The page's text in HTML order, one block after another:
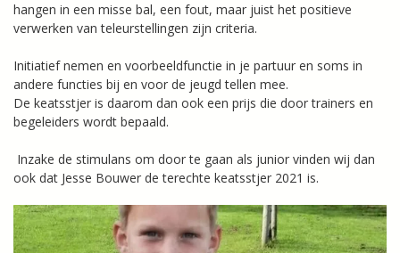
hangen in een misse bal, een fout, maar juist het positieve
verwerken van teleurstellingen zijn criteria.
Initiatief nemen en voorbeeldfunctie in je partuur en soms in
andere functies bij en voor de jeugd tellen mee.
De keatsstjer is daarom dan ook een prijs die door trainers en
begeleiders wordt bepaald.
Inzake de stimulans om door te gaan als junior vinden wij dan
ook dat Jesse Bouwer de terechte keatsstjer 2021 is.